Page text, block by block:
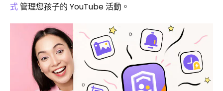
式管理您孩子的 YouTube 活動。